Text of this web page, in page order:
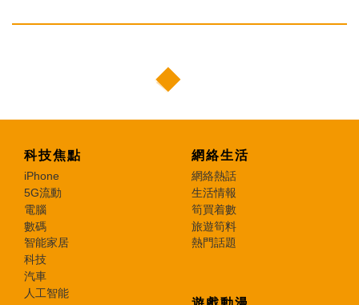
科技焦點
iPhone
5G流動
電腦
數碼
智能家居
科技
汽車
人工智能
網絡生活
網絡熱話
生活情報
筍買着數
旅遊筍料
熱門話題